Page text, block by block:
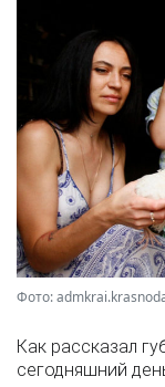
Фото:
Как рассказал
сегодняшний